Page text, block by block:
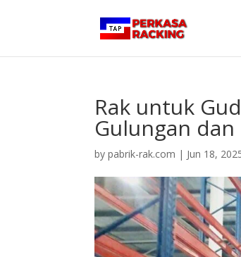
Rak untuk
Gulungan dan
bypabrik-rak.com | Jun 18,